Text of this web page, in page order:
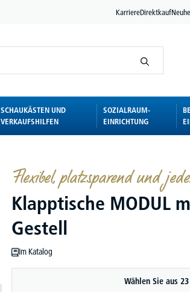
KarriereDirektkauf
SCHAUKÄSTEN UND
VERKAUFSHILFEN
SOZIALRAUM-
EINRICHTUNG
Flexibel, platzsparend und
Klapptische MODUL
Gestell
Im Katalog
Wählen Sie aus